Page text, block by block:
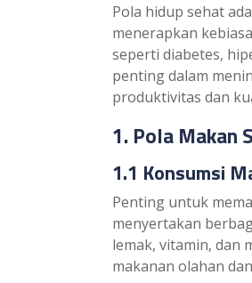
Pola hidup sehat
menerapkan
seperti diabetes,
penting dalam
produktivitas dan
1. Pola Makan
1.1 Konsumsi
Penting untuk
menyertakan
lemak, vitamin, dan
makanan olahan